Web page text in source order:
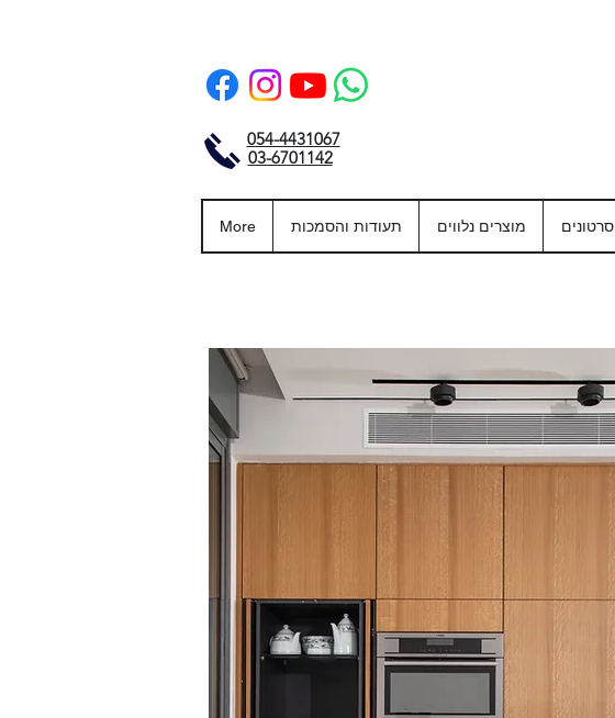
054-4431067
03-6701142
סרטונים מוצרים נלווים תעודות והסמכות More